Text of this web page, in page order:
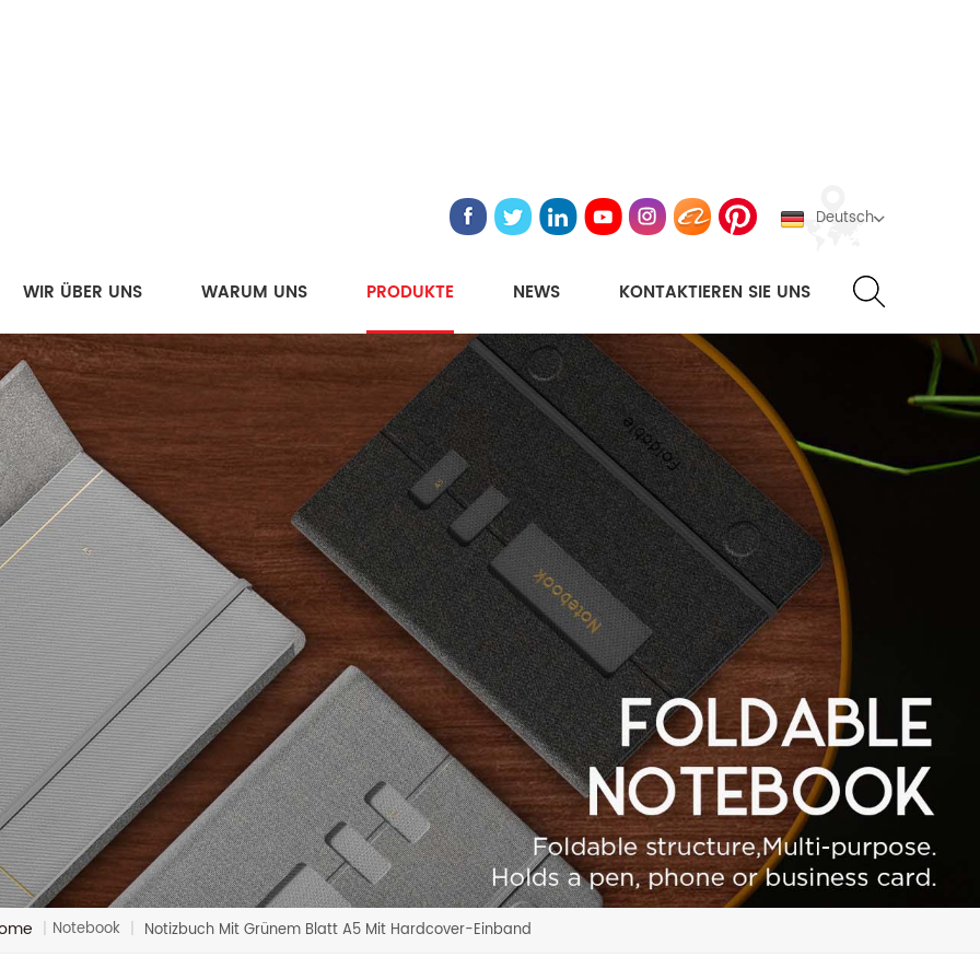
Deutsch
WIR ÜBER UNS WARUM UNS PRODUKTE NEWS KONTAKTIEREN SIE UNS
| Notebook | Notizbuch Mit Grünem Blatt A5 Mit Hardcover-Einband